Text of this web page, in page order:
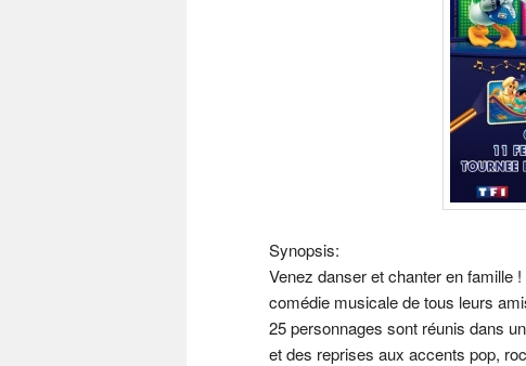
Synopsis:
Venez danser et chanter en famille
comédie musicale de tous leurs
25 personnages sont réunis dans
et des reprises aux accents pop,